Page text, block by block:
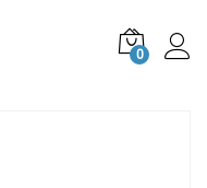
0